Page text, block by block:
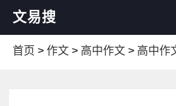
文易搜
首页 > 作文> 高中作文> 高中作